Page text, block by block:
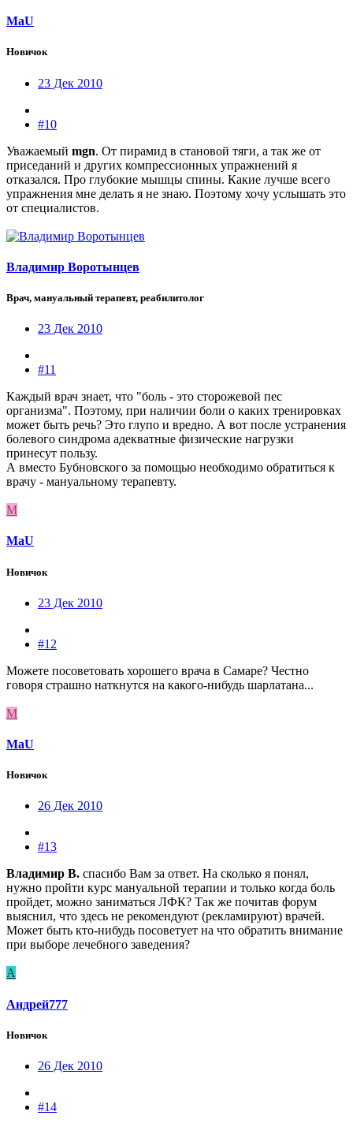
MaU
Новичок
23 Дек 2010
#10
Уважаемый mgn. От пирамид в становой тяги, а так же от
приседаний и других компрессионных упражнений я
отказался. Про глубокие мышцы спины. Какие лучше всего
упражнения мне делать я не знаю. Поэтому хочу услышать это
от специалистов.
Владимир Воротынцев
Врач, мануальный терапевт, реабилитолог
23 Дек 2010
#11
Каждый врач знает, что "боль - это сторожевой пес
организма". Поэтому, при наличии боли о каких тренировках
может быть речь? Это глупо и вредно. А вот после устранения
болевого синдрома адекватные физические нагрузки
принесут пользу.
А вместо Бубновского за помощью необходимо обратиться к
врачу - мануальному терапевту.
M
MaU
Новичок
23 Дек 2010
#12
Можете посоветовать хорошего врача в Самаре? Честно
говоря страшно наткнутся на какого-нибудь шарлатана...
M
MaU
Новичок
26 Дек 2010
#13
Владимир В. спасибо Вам за ответ. На сколько я понял,
нужно пройти курс мануальной терапии и только когда боль
пройдет, можно заниматься ЛФК? Так же почитав форум
выяснил, что здесь не рекомендуют (рекламируют) врачей.
Может быть кто-нибудь посоветует на что обратить внимание
при выборе лечебного заведения?
А
Андрей777
Новичок
26 Дек 2010
#14